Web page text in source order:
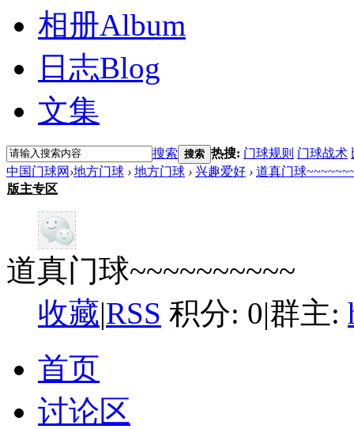
相册Album
日志Blog
文集
搜索 搜索 热搜: 门球规则 门球战术
中国门球网 ›地方门球 › 地方门球 › 兴趣爱好 › 道真门球
版主专区
道真门球~~~~~~~~~~
收藏|RSS 积分: 0|群主:
首页
讨论区